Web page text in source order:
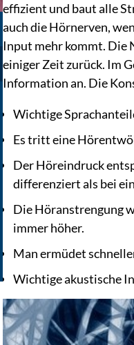
effizient und baut alle
auch die Hörnerven,
Input mehr kommt. Die
einiger Zeit zurück. Im
Information an. Die
Wichtige
Es tritt eine
Der Höreindruck
differenziert als bei
Die Höranstrengung
immer höher.
Man ermüdet
Wichtige akustische